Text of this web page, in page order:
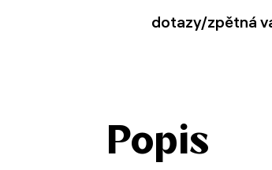
dotazy/zpětná
Popis